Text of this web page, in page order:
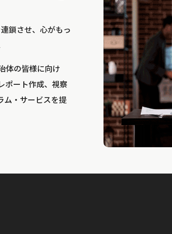
鎖させ、心がもっ
体の皆様に向け
ポート作成、視察
ム・サービスを提